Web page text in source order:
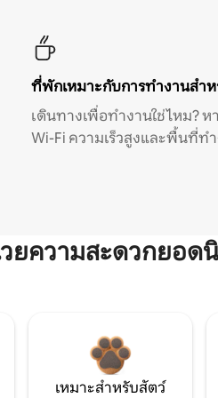
ที่พักเหมาะกับการทำงานสำ
เดินทางเพื่อทำงานใช่ไหม?
Wi-Fi ความเร็วสูงและพื้นที่ท
ยความสะดวกยอ
เหมาะสำหรับสัตว์